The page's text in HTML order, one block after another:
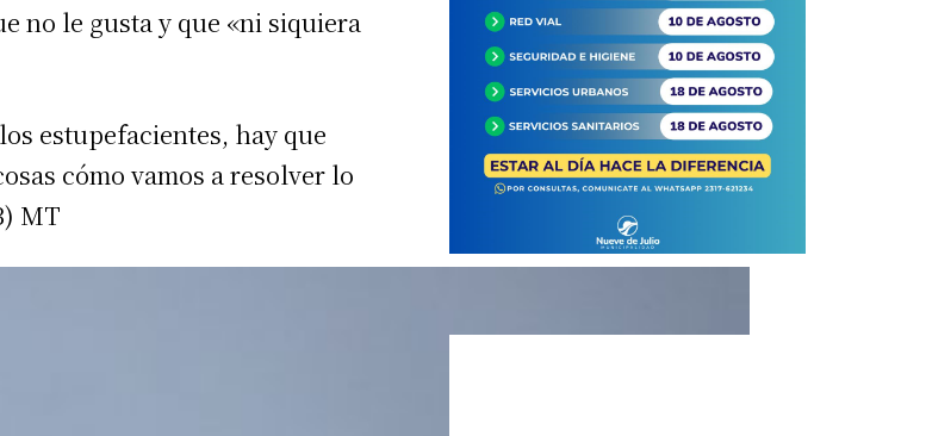
no le gusta y que «ni siquiera
estupefacientes, hay que
cómo vamos a resolver lo
MT